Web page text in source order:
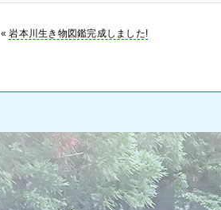
«岩本川生き物図鑑完成しました!